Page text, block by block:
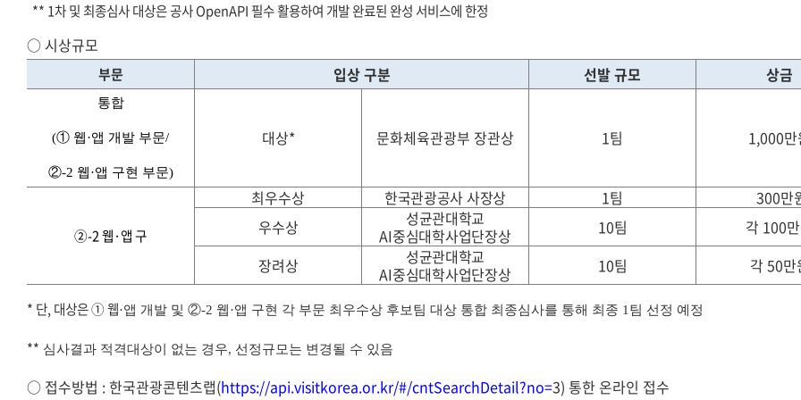
** 1차 및 최종심사 대상은 공사 OpenAPI 필수 활용하여 개발 완료된 완성 서비스에 한정
○ 시상규모
부문 입상 구분 선발 규모 상금
통합
(① 웹·앱 개발 부문/
②-2 웹·앱 구현 부문)
대상* 문화체육관광부 장관상 1팀 1,000만
②-2 웹·앱 구
최우수상 한국관광공사 사장상 1팀 300만
우수상
성균관대학교
AI중심대학사업단장상
10팀 각 100
장려상
성균관대학교
AI중심대학사업단장상
10팀 각 50만
* 단, 대상은 ① 웹·앱 개발 및 ②-2 웹·앱 구현 각 부문 최우수상 후보팀 대상 통합 최종심사를 통해 최종 1팀 선정 예정
** 심사결과 적격대상이 없는 경우, 선정규모는 변경될 수 있음
○ 접수방법 : 한국관광콘텐츠랩(https://api.visitkorea.or.kr/#/cntSearchDetail?no=3) 통한 온라인 접수